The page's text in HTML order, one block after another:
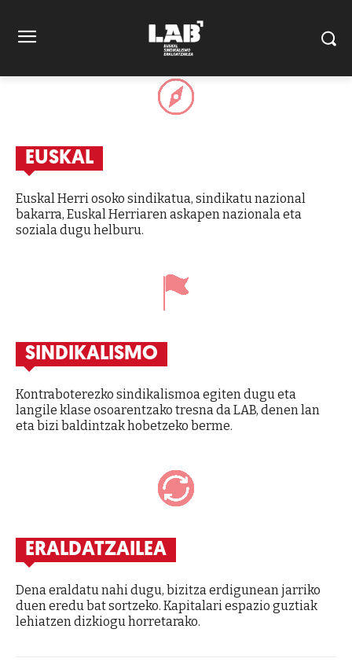
EUSKAL
Euskal Herri osoko sindikatua, sindikatu nazional
bakarra, Euskal Herriaren askapen nazionala eta
soziala dugu helburu.
SINDIKALISMO
Kontraboterezko sindikalismoa egiten dugu eta
langile klase osoarentzako tresna da LAB, denen lan
eta bizi baldintzak hobetzeko berme.
ERALDATZAILEA
Dena eraldatu nahi dugu, bizitza erdigunean jarriko
duen eredu bat sortzeko. Kapitalari espazio guztiak
lehiatzen dizkiogu horretarako.